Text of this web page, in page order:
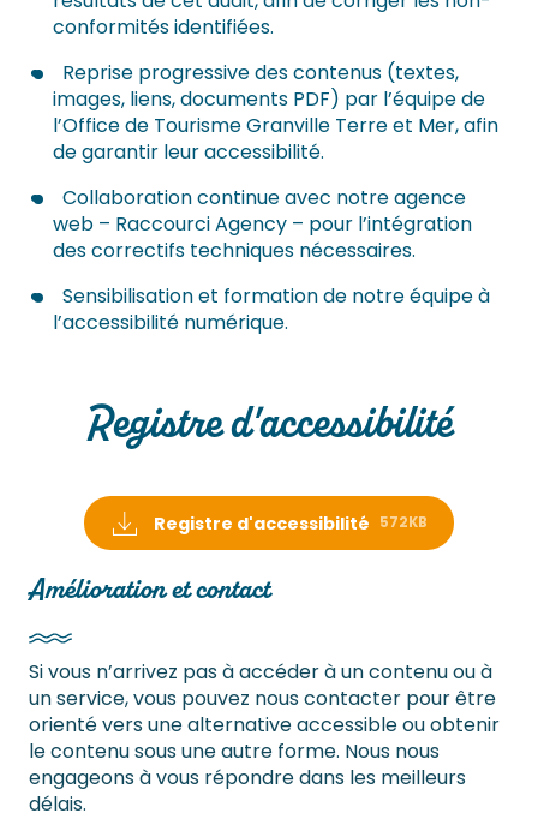
conformités identifiées.
Reprise progressive des contenus (textes,
images, liens, documents PDF) par l’équipe de
l’Office de Tourisme Granville Terre et Mer, afin
de garantir leur accessibilité.
Collaboration continue avec notre agence
web – Raccourci Agency – pour l’intégration
des correctifs techniques nécessaires.
Sensibilisation et formation de notre équipe à
l’accessibilité numérique.
Registre d'accessibilité
Registre d'accessibilité 572KB
Amélioration et contact
Si vous n’arrivez pas à accéder à un contenu ou à
un service, vous pouvez nous contacter pour être
orienté vers une alternative accessible ou obtenir
le contenu sous une autre forme. Nous nous
engageons à vous répondre dans les meilleurs
délais.